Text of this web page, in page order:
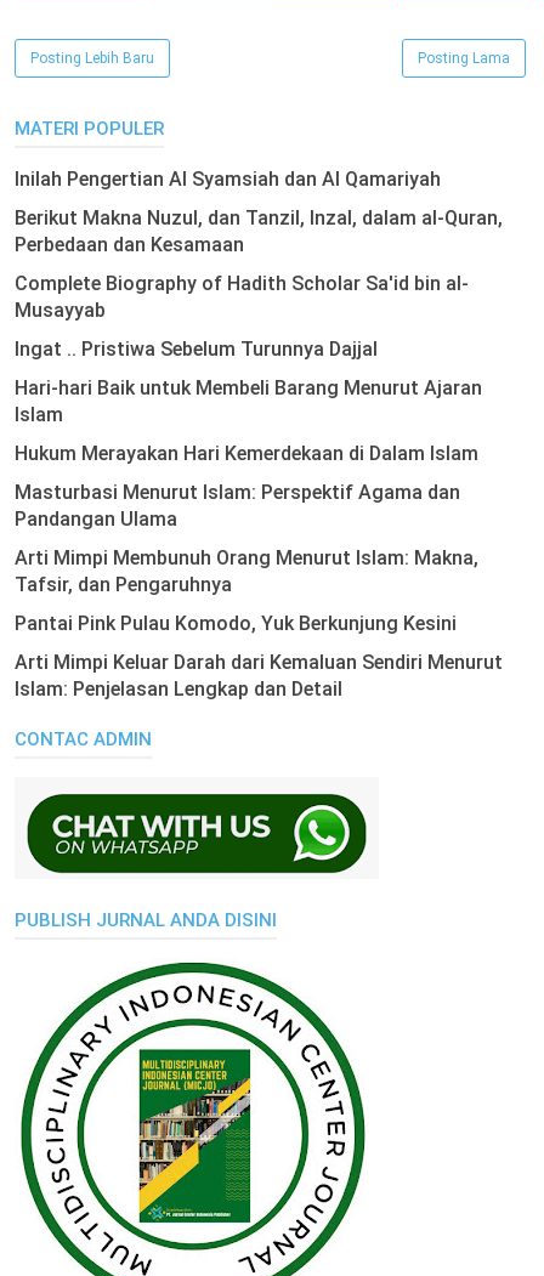
Posting Lebih Baru Posting Lama
MATERI POPULER
Inilah Pengertian Al Syamsiah dan Al Qamariyah
Berikut Makna Nuzul, dan Tanzil, Inzal, dalam al-Quran,
Perbedaan dan Kesamaan
Complete Biography of Hadith Scholar Sa'id bin al-
Musayyab
Ingat .. Pristiwa Sebelum Turunnya Dajjal
Hari-hari Baik untuk Membeli Barang Menurut Ajaran
Islam
Hukum Merayakan Hari Kemerdekaan di Dalam Islam
Masturbasi Menurut Islam: Perspektif Agama dan
Pandangan Ulama
Arti Mimpi Membunuh Orang Menurut Islam: Makna,
Tafsir, dan Pengaruhnya
Pantai Pink Pulau Komodo, Yuk Berkunjung Kesini
Arti Mimpi Keluar Darah dari Kemaluan Sendiri Menurut
Islam: Penjelasan Lengkap dan Detail
CONTAC ADMIN
PUBLISH JURNAL ANDA DISINI